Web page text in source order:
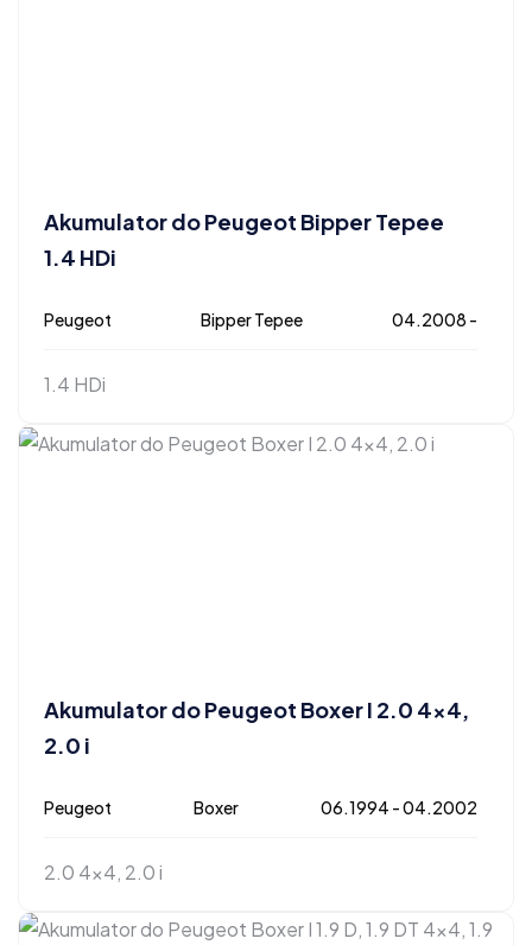
Akumulator do Peugeot Bipper Tepee
1.4 HDi
Peugeot Bipper Tepee 04.2008 -
1.4 HDi
Akumulator do Peugeot Boxer I 2.0 4×4,
2.0 i
Peugeot Boxer 06.1994 - 04.2002
2.0 4x4, 2.0 i